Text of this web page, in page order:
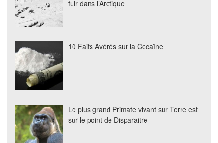
fuir dans l’Arctique
10 Faits Avérés sur la Cocaïne
Le plus grand Primate vivant sur Terre est
sur le point de Disparaitre